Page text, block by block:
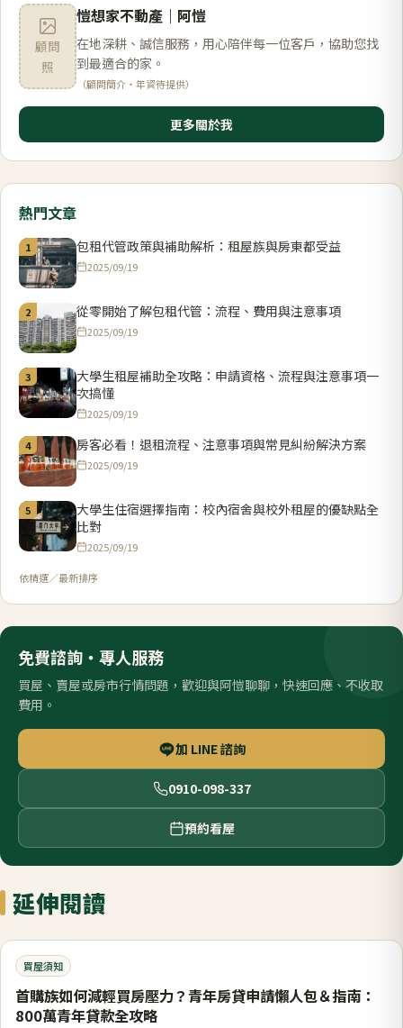
顧問
照
愷想家不動產 ｜ 阿愷
在地深耕、誠信服務，用心陪伴每一位客戶，協助您找
到最適合的家。
（顧問簡介・年資待提供）
更多關於我
熱門文章
1 包租代管政策與補助解析：租屋族與房東都受益
2025/09/19
2 從零開始了解包租代管：流程、費用與注意事項
2025/09/19
3
大學生租屋補助全攻略：申請資格、流程與注意事項一
次搞懂
2025/09/19
4 房客必看！退租流程、注意事項與常見糾紛解決方案
2025/09/19
5
大學生住宿選擇指南：校內宿舍與校外租屋的優缺點全
比對
2025/09/19
依精選／最新排序
免費諮詢・專人服務
買屋、賣屋或房市行情問題，歡迎與阿愷聊聊，快速回應、不收取
費用。
加 LINE 諮詢
0910-098-337
預約看屋
延伸閱讀
買屋須知
首購族如何減輕買房壓力？青年房貸申請懶人包＆指南：
800萬青年貸款全攻略